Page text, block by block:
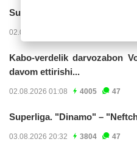
Superliga. “Buxoro” -
02.08.2026 03:08
Kabo-verdelik darvozabon
davom ettirishi...
02.08.2026 01:08 4005 47
Superliga. "Dinamo" –
03.08.2026 20:32 3804 47